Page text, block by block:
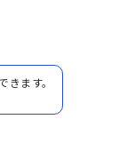
ます。